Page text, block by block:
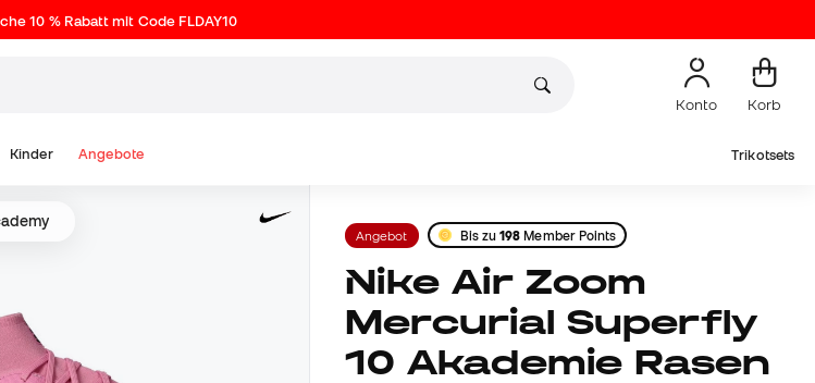
10 % Rabatt mit Code FLDAY10
Konto Korb
Kinder Angebote Trikotsets
Angebot Bis zu198 Member Points
Nike Air Zoom
Mercurial Superfly
10 Akademie Rasen